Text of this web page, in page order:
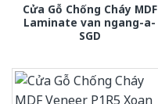
Cửa Gỗ Chống Cháy MDF
Laminate van ngang-a-
SGD